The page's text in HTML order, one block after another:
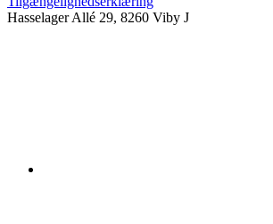
Hasselager Allé 29, 8260 Viby J